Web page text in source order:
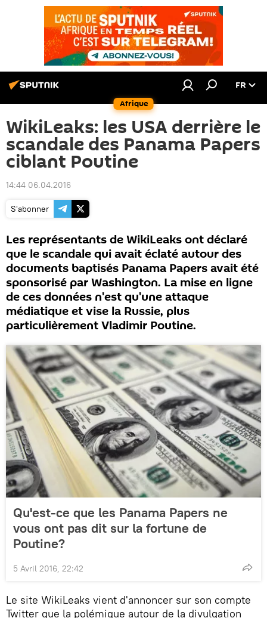
Afrique
FR
WikiLeaks: les USA derrière le
scandale des Panama Papers
ciblant Poutine
14:44 06.04.2016
S'abonner
Les représentants de WikiLeaks ont déclaré
que le scandale qui avait éclaté autour des
documents baptisés Panama Papers avait été
sponsorisé par Washington. La mise en ligne
de ces données n'est qu'une attaque
médiatique et vise la Russie, plus
particulièrement Vladimir Poutine.
Qu'est-ce que les Panama Papers ne
vous ont pas dit sur la fortune de
Poutine?
5 Avril 2016, 22:42
Le site WikiLeaks vient d'annoncer sur son compte
Twitter que la polémique autour de la divulgation